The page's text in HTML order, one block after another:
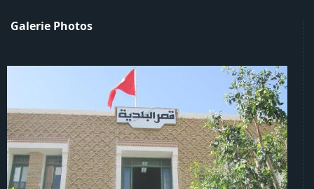
Galerie Photos